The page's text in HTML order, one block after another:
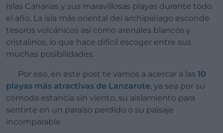
Islas Canarias y sus maravillosas playas durante todo
el año. La isla más oriental del archipiélago esconde
tesoros volcánicos así como arenales blancos y
cristalinos, lo que hace difícil escoger entre sus
muchas posibilidades.
Por eso, en este post te vamos a acercar a las 10
playas más atractivas de Lanzarote, ya sea por su
cómoda estancia sin viento, su aislamiento para
sentirte en un paraíso perdido o su paisaje
incomparable.